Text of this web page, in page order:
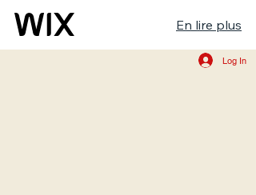
En lire plus